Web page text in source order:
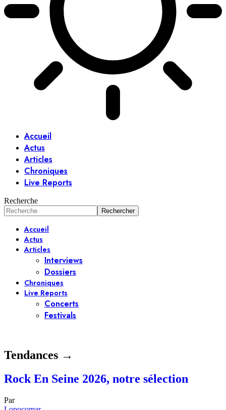
Accueil
Actus
Articles
Chroniques
Live Reports
Recherche
Accueil
Actus
Articles
Interviews
Dossiers
Chroniques
Live Reports
Concerts
Festivals
Tendances →
Rock En Seine 2026, notre sélection
Par